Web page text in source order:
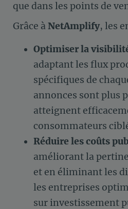
que dans les points de
Grâce àNetAmplify, les
Optimiser la
adaptant les flux
spécifiques de
annonces sont plus
atteignent
consommateurs
Réduire les coûts
améliorant la
et en éliminant les
les entreprises
sur investissement